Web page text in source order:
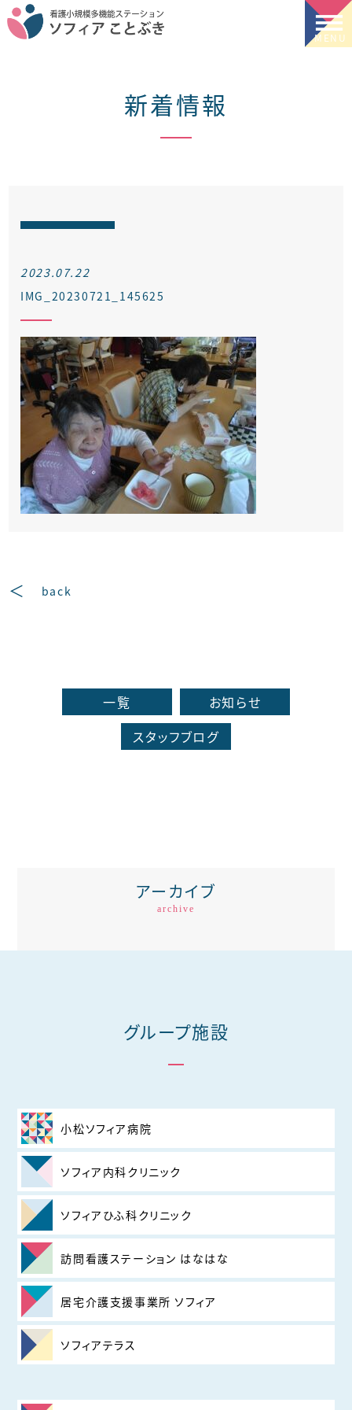
新着情報
2023.07.22
IMG_20230721_145625
back
一覧
お知らせ
スタッフブログ
アーカイブ
archive
グループ施設
小松ソフィア病院
ソフィア内科クリニック
ソフィアひふ科クリニック
訪問看護ステーション はなはな
居宅介護支援事業所 ソフィア
ソフィアテラス